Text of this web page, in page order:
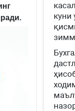
куни